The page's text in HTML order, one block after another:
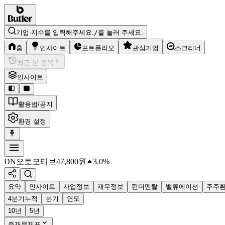
기업·지수를 입력해주세요./를 눌러 주세요.
홈 인사이트 포트폴리오 관심기업
스크리너
최근 본 종목
인사이트
활용법/공지
환경 설정
DN오토모티브47,800원 3.0%
요약 인사이트 사업정보 재무정보 펀더멘탈 밸류에이션 주주
4분기누적
분기
연도
10년
5년